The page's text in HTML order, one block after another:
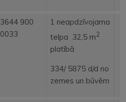
3644 900
0033
1 neapdzīvojama
telpa 32,5 m2
platībā
334/ 5875 d/d no
zemes un būvēm